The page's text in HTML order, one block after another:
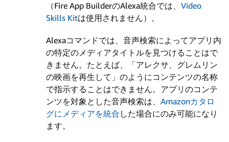
（Fire App BuilderのAlexa統合では、 Video
Skills Kitは使用されません）。
Alexaコマンドでは、音声検索によってアプリ内
の特定のメディアタイトルを見つけることはで
きません。たとえば、「アレクサ、グレムリン
の映画を再生して」のようにコンテンツの名称
で指示することはできません。アプリのコンテ
ンツを対象とした音声検索は、 Amazonカタロ
グにメディアを統合 した場合にのみ可能になり
ます。